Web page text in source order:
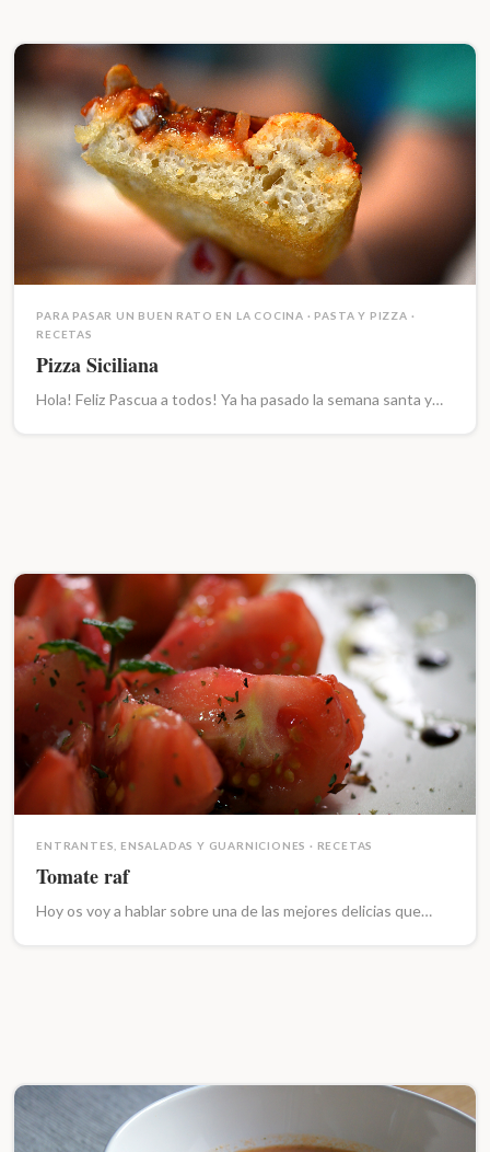
PARA PASAR UN BUEN RATO EN LA COCINA · PASTA Y PIZZA ·
RECETAS
Pizza Siciliana
Hola! Feliz Pascua a todos! Ya ha pasado la semana santa y…
ENTRANTES, ENSALADAS Y GUARNICIONES · RECETAS
Tomate raf
Hoy os voy a hablar sobre una de las mejores delicias que…